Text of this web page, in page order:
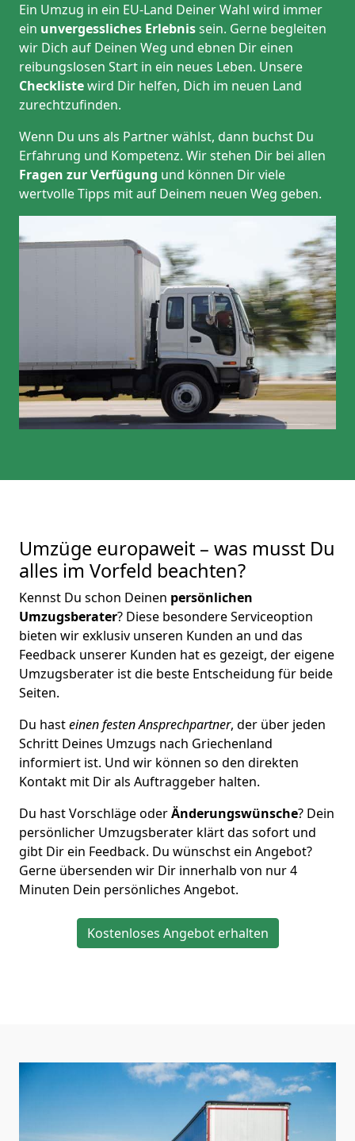
Ein Umzug in ein EU-Land Deiner Wahl wird immer
ein unvergessliches Erlebnissein. Gerne begleiten
wir Dich auf Deinen Weg und ebnen Dir einen
reibungslosen Start in ein neues Leben. Unsere
Checklistewird Dir helfen, Dich im neuen Land
zurechtzufinden.
Wenn Du uns als Partner wählst, dann buchst Du
Erfahrung und Kompetenz. Wir stehen Dir bei allen
Fragen zur Verfügung und können Dir viele
wertvolle Tipps mit auf Deinem neuen Weg geben.
Umzüge europaweit – was musst Du
alles im Vorfeld beachten?
Kennst Du schon Deinen persönlichen
Umzugsberater? Diese besondere Serviceoption
bieten wir exklusiv unseren Kunden an und das
Feedback unserer Kunden hat es gezeigt, der eigene
Umzugsberater ist die beste Entscheidung für beide
Seiten.
Du hasteinen festen Ansprechpartner, der über jeden
Schritt Deines Umzugs nach Griechenland
informiert ist. Und wir können so den direkten
Kontakt mit Dir als Auftraggeber halten.
Du hast Vorschläge oderÄnderungswünsche? Dein
persönlicher Umzugsberater klärt das sofort und
gibt Dir ein Feedback. Du wünschst ein Angebot?
Gerne übersenden wir Dir innerhalb von nur4
Minuten Dein persönliches Angebot.
Kostenloses Angebot erhalten